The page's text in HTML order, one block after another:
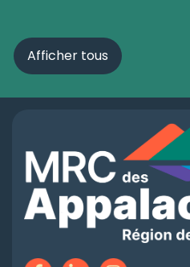
Afficher tous